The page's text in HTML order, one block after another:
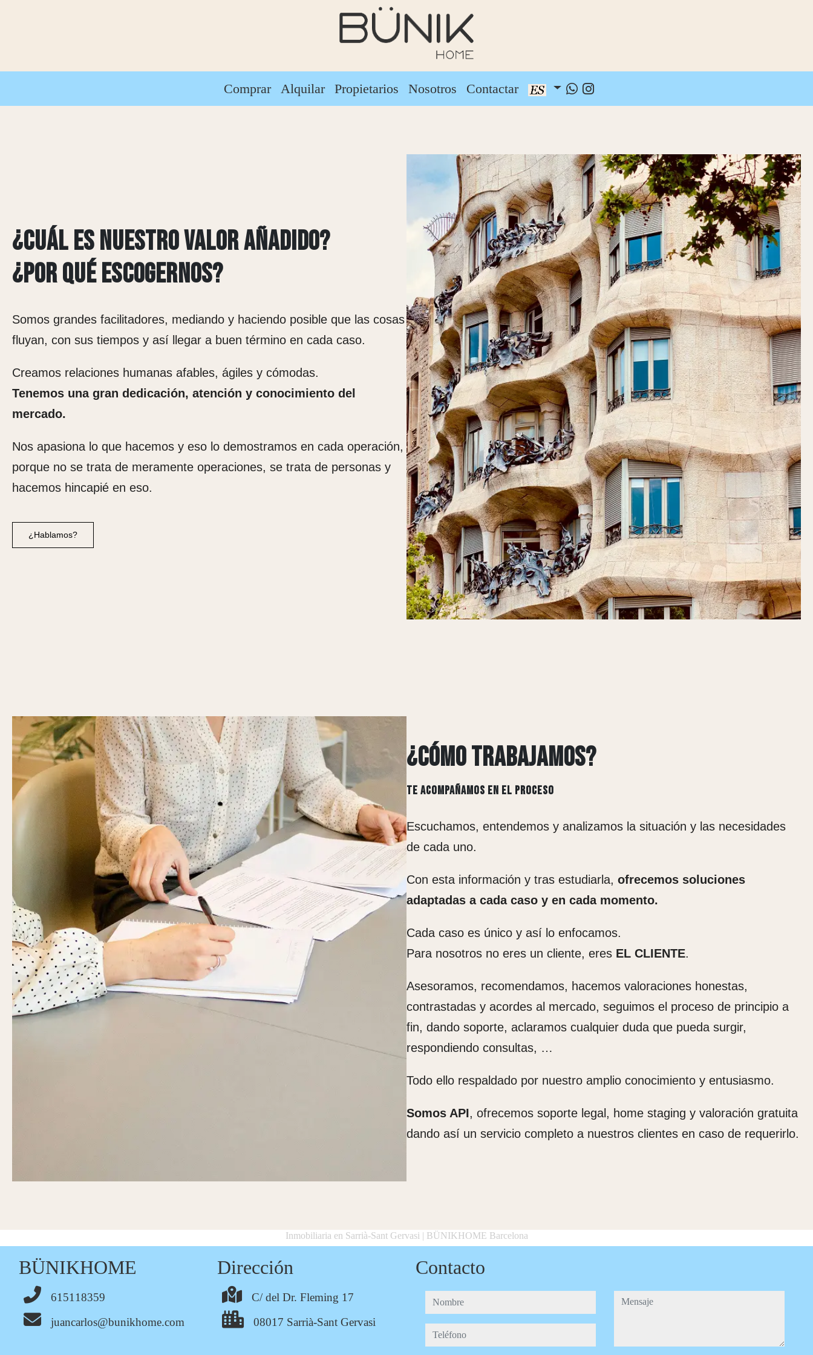
Comprar Alquilar Propietarios Nosotros Contactar
¿CUÁL ES NUESTRO VALOR AÑADIDO?
¿POR QUÉ ESCOGERNOS?
Somos grandes facilitadores, mediando y haciendo posible que las cosas
fluyan, con sus tiempos y así llegar a buen término en cada caso.
Creamos relaciones humanas afables, ágiles y cómodas.
Tenemos una gran dedicación, atención y conocimiento del
mercado.
Nos apasiona lo que hacemos y eso lo demostramos en cada operación,
porque no se trata de meramente operaciones, se trata de personas y
hacemos hincapié en eso.
¿Hablamos?
¿CÓMO TRABAJAMOS?
TE ACOMPAÑAMOS EN EL PROCESO
Escuchamos, entendemos y analizamos la situación y las necesidades
de cada uno.
Con esta información y tras estudiarla, ofrecemos soluciones
adaptadas a cada caso y en cada momento.
Cada caso es único y así lo enfocamos.
Para nosotros no eres un cliente, eres EL CLIENTE.
Asesoramos, recomendamos, hacemos valoraciones honestas,
contrastadas y acordes al mercado, seguimos el proceso de principio a
fin, dando soporte, aclaramos cualquier duda que pueda surgir,
respondiendo consultas, …
Todo ello respaldado por nuestro amplio conocimiento y entusiasmo.
Somos API, ofrecemos soporte legal, home staging y valoración gratuita
dando así un servicio completo a nuestros clientes en caso de requerirlo.
Inmobiliaria en Sarrià-Sant Gervasi | BÜNIKHOME Barcelona
BÜNIKHOME
615118359
juancarlos@bunikhome.com
Dirección
C/ del Dr. Fleming 17
08017 Sarrià-Sant Gervasi
Contacto
nombre
teléfono
mensaje